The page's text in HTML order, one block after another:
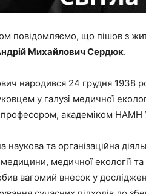
повідомляємо, що пішов з
Михайлович Сердюк.
народився 24 грудня 1938
у галузі медичної
академіком НАМН
наукова та організаційна
медичної екології
вагомий внесок у